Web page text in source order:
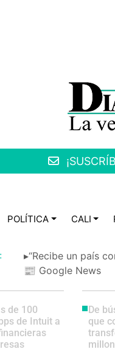
POLÍTICA CALI
▸“Recibe un país
📰 Google News
de 100
de Intuit a
De
que